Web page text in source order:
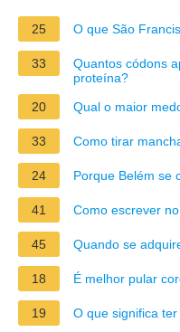
25 O que São
33
Quantos códons
proteína?
20
Qual o maior
33 Como tirar
24 Porque Belém se
41 Como escrever
45 Quando se
18 É melhor pular
19 O que significa